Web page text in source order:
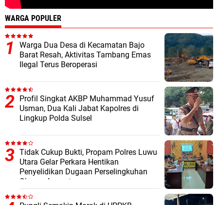
WARGA POPULER
Warga Dua Desa di Kecamatan Bajo
Barat Resah, Aktivitas Tambang Emas
Ilegal Terus Beroperasi
Profil Singkat AKBP Muhammad Yusuf
Usman, Dua Kali Jabat Kapolres di
Lingkup Polda Sulsel
Tidak Cukup Bukti, Propam Polres Luwu
Utara Gelar Perkara Hentikan
Penyelidikan Dugaan Perselingkuhan
Oknum Anggota